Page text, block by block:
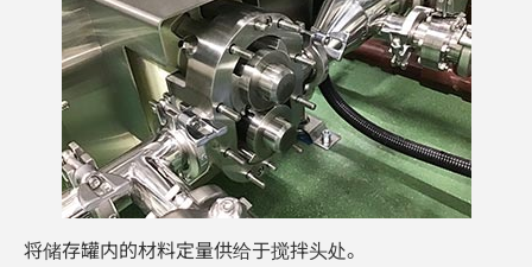
将储存罐内的材料定量供给于搅拌头处。